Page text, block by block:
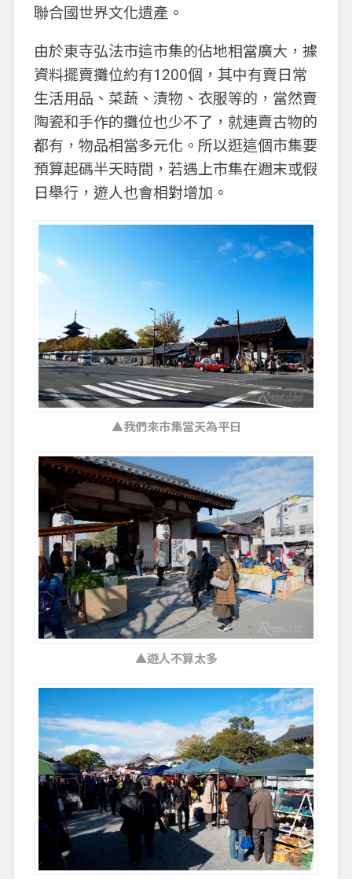
聯合國世界文化遺產。
由於東寺弘法市這市集的佔地相當廣大，據
資料擺賣攤位約有1200個，其中有賣日常
生活用品、菜蔬、漬物、衣服等的，當然賣
陶瓷和手作的攤位也少不了，就連賣古物的
都有，物品相當多元化。所以逛這個市集要
預算起碼半天時間，若遇上市集在週末或假
日舉行，遊人也會相對增加。
▲我們來市集當天為平日
▲遊人不算太多